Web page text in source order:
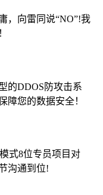
，向雷同说“NO”!我
的DDOS防攻击系
障您的数据安全！
式8位专员项目对
沟通到位!